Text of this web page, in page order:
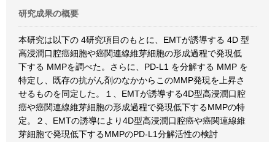
研究成果の概要
本研究は以下の 4研究項目のもとに、EMTが誘導する 4D 型
高浸潤口腔癌細胞や癌関連線維芽細胞の形成過程で発現低
下する MMPを調べた。さらに、PD-L1 を分解する MMP を
特定し、既存の抗がん剤のなかからこのMMP発現を上昇さ
せるものを同定した。１、EMTが誘導する4D型高浸潤口腔
癌や癌関連線維芽細胞の形成過程で発現低下するMMPの特
定。２、EMTの誘導により4D型高浸潤口腔癌や癌関連線維
芽細胞で発現低下するMMPのPD-L1分解活性の検討